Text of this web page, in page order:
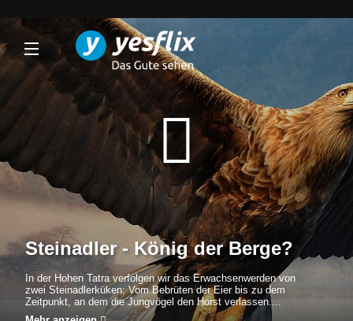
Steinadler - König der Berge?
In der Hohen Tatra verfolgen wir das Erwachsenwerden von
zwei Steinadlerküken: Vom Bebrüten der Eier bis zu dem
Zeitpunkt, an dem die Jungvögel den Horst verlassen....